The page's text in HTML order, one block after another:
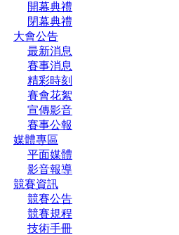
開幕典禮
閉幕典禮
大會公告
最新消息
賽事消息
精彩時刻
賽會花絮
宣傳影音
賽事公報
媒體專區
平面媒體
影音報導
競賽資訊
競賽公告
競賽規程
技術手冊